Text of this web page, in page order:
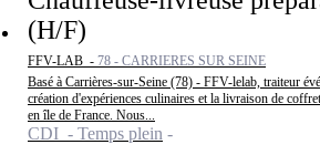
(H/F)
FFV-LAB - 78 - CARRIERES SUR SEINE
Basé à Carrières-sur-Seine (78) - FFV-lelab, traiteur
création d'expériences culinaires et la livraison de
en île de France. Nous...
CDI - Temps plein